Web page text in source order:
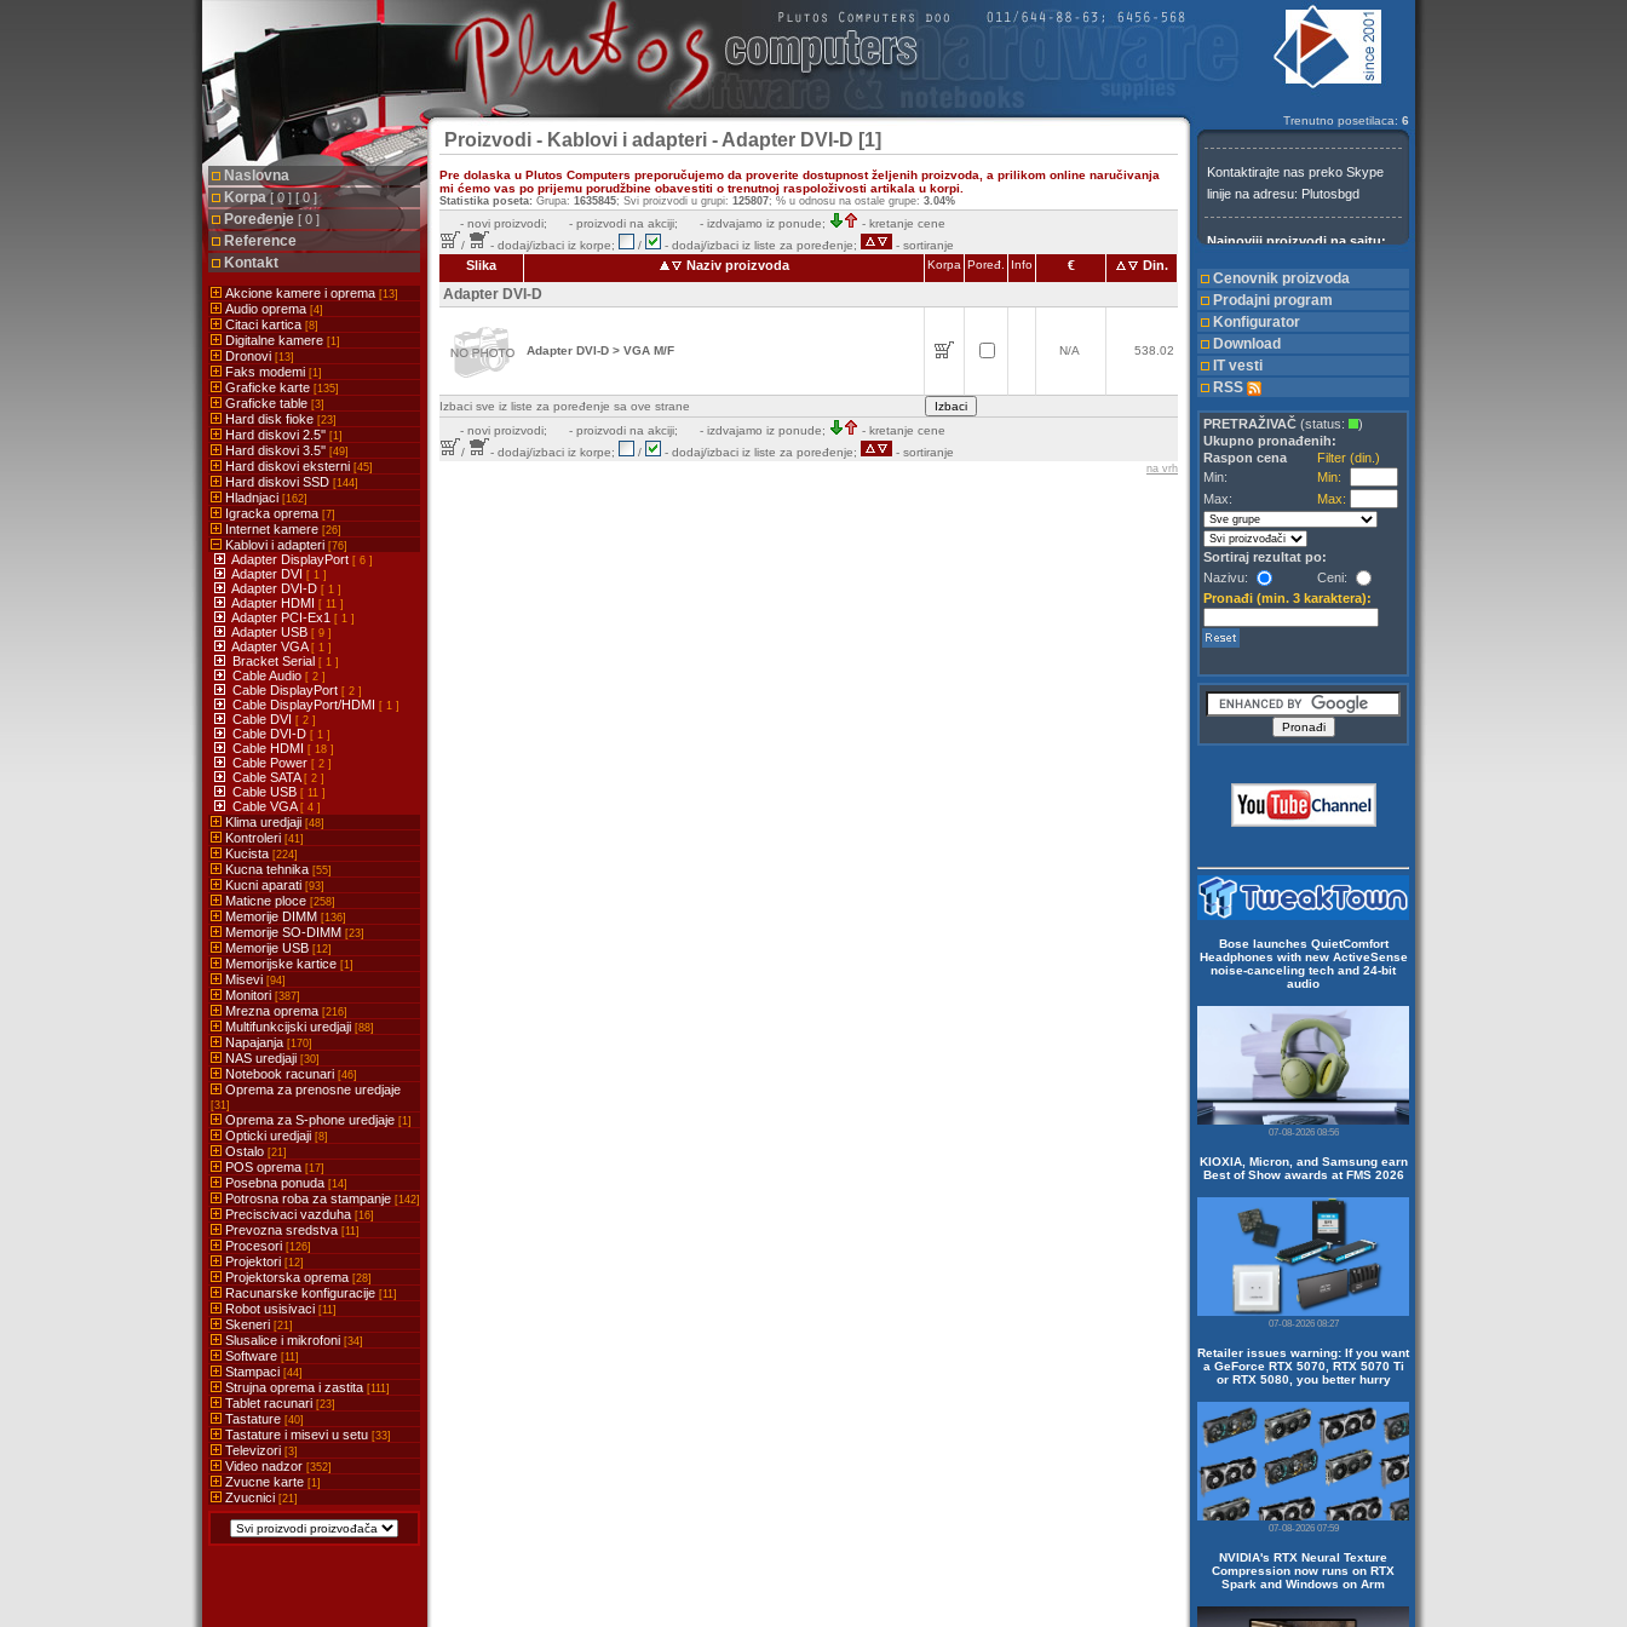
Trenutno posetilaca: 6
Naslovna
Korpa[ 0 ] [ 0 ]
Poređenje [ 0 ]
Reference
Kontakt
Akcione kamere i oprema [13]
Audio oprema [4]
Citaci kartica [8]
Digitalne kamere [1]
Dronovi [13]
Faks modemi [1]
Graficke karte [135]
Graficke table [3]
Hard disk fioke [23]
Hard diskovi 2.5'' [1]
Hard diskovi 3.5'' [49]
Hard diskovi eksterni [45]
Hard diskovi SSD [144]
Hladnjaci [162]
Igracka oprema [7]
Internet kamere [26]
Kablovi i adapteri [76]
Adapter DisplayPort [ 6 ]
Adapter DVI [ 1 ]
Adapter DVI-D [ 1 ]
Adapter HDMI [ 11 ]
Adapter PCI-Ex1 [ 1 ]
Adapter USB [ 9 ]
Adapter VGA [ 1 ]
Bracket Serial [ 1 ]
Cable Audio [ 2 ]
Cable DisplayPort [ 2 ]
Cable DisplayPort/HDMI [ 1 ]
Cable DVI [ 2 ]
Cable DVI-D [ 1 ]
Cable HDMI [ 18 ]
Cable Power [ 2 ]
Cable SATA [ 2 ]
Cable USB [ 11 ]
Cable VGA [ 4 ]
Klima uredjaji [48]
Kontroleri [41]
Kucista [224]
Kucna tehnika [55]
Kucni aparati [93]
Maticne ploce [258]
Memorije DIMM [136]
Memorije SO-DIMM [23]
Memorije USB [12]
Memorijske kartice [1]
Misevi [94]
Monitori [387]
Mrezna oprema [216]
Multifunkcijski uredjaji [88]
Napajanja [170]
NAS uredjaji [30]
Notebook racunari [46]
Oprema za prenosne uredjaje
[31]
Oprema za S-phone uredjaje [1]
Opticki uredjaji [8]
Ostalo [21]
POS oprema [17]
Posebna ponuda [14]
Potrosna roba za stampanje [142]
Preciscivaci vazduha [16]
Prevozna sredstva [11]
Procesori [126]
Projektori [12]
Projektorska oprema [28]
Racunarske konfiguracije [11]
Robot usisivaci [11]
Skeneri [21]
Slusalice i mikrofoni [34]
Software [11]
Stampaci [44]
Strujna oprema i zastita [111]
Tablet racunari [23]
Tastature [40]
Tastature i misevi u setu [33]
Televizori [3]
Video nadzor [352]
Zvucne karte [1]
Zvucnici [21]
Proizvodi - Kablovi i adapteri - Adapter DVI-D [1]
Pre dolaska u Plutos Computers preporučujemo da proverite dostupnost željenih proizvoda, a prilikom online naručivanja
mi ćemo vas po prijemu porudžbine obavestiti o trenutnoj raspoloživosti artikala u korpi.
Statistika poseta: Grupa: 1635845; Svi proizvodi u grupi: 125807; % u odnosu na ostale grupe: 3.04%
- novi proizvodi; - proizvodi na akciji; - izdvajamo iz ponude;
- kretanje cene
/
- dodaj/izbaci iz korpe; / - dodaj/izbaci iz liste za poređenje; - sortiranje
Slika Naziv proizvoda Korpa Poređ. Info € Din.
Adapter DVI-D
Adapter DVI-D > VGA M/F N/A 538.02
Izbaci sve iz liste za poređenje sa ove strane
- novi proizvodi; - proizvodi na akciji; - izdvajamo iz ponude;
- kretanje cene
/
- dodaj/izbaci iz korpe; / - dodaj/izbaci iz liste za poređenje; - sortiranje
na vrh
Cenovnik proizvoda
Prodajni program
Konfigurator
Download
IT vesti
RSS
PRETRAŽIVAČ (status:
)
Ukupno pronađenih:
Raspon cena
Filter (din.)
Min:
Min:
Max:
Max:
Sortiraj rezultat po:
Nazivu:
Ceni:
Pronađi (min. 3 karaktera):
Bose launches QuietComfort
Headphones with new ActiveSense
noise-canceling tech and 24-bit
audio
07-08-2026 08:56
KIOXIA, Micron, and Samsung earn
Best of Show awards at FMS 2026
07-08-2026 08:27
Retailer issues warning: If you want
a GeForce RTX 5070, RTX 5070 Ti
or RTX 5080, you better hurry
07-08-2026 07:59
NVIDIA's RTX Neural Texture
Compression now runs on RTX
Spark and Windows on Arm